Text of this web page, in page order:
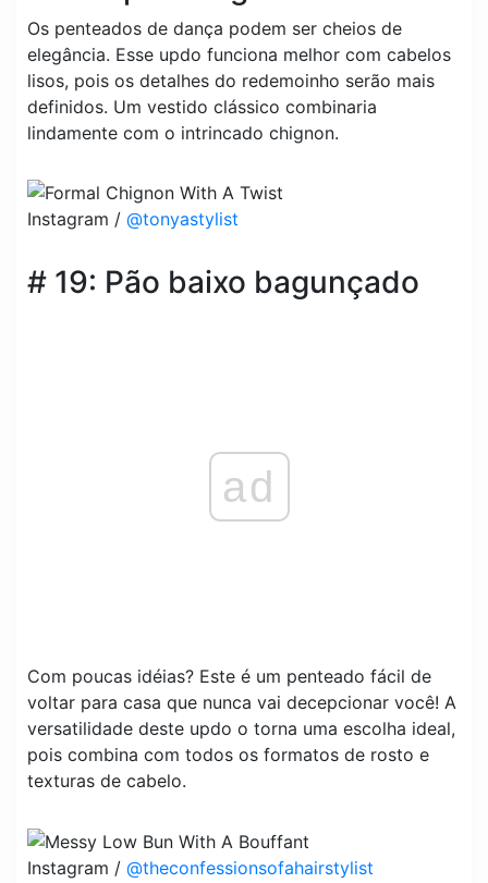
Os penteados de dança podem ser cheios de
elegância. Esse updo funciona melhor com cabelos
lisos, pois os detalhes do redemoinho serão mais
definidos. Um vestido clássico combinaria
lindamente com o intrincado chignon.
Instagram / @tonyastylist
# 19: Pão baixo bagunçado
ad
Com poucas idéias? Este é um penteado fácil de
voltar para casa que nunca vai decepcionar você! A
versatilidade deste updo o torna uma escolha ideal,
pois combina com todos os formatos de rosto e
texturas de cabelo.
Instagram / @theconfessionsofahairstylist